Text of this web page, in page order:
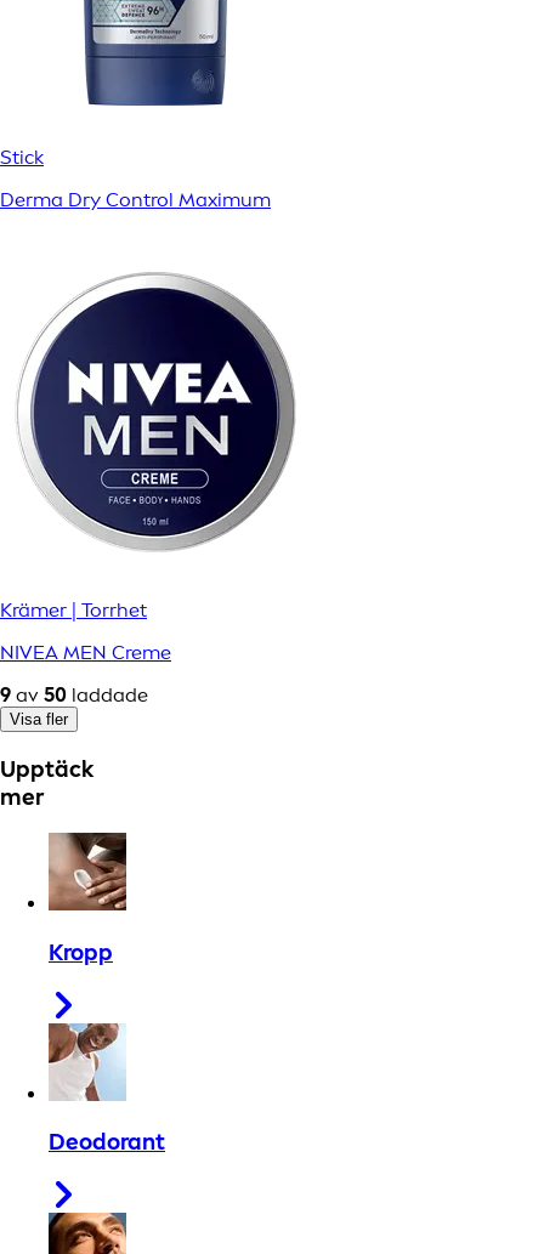
Stick
Derma Dry Control Maximum
Krämer | Torrhet
NIVEA MEN Creme
9 av 50 laddade
Visa fler
Upptäck
mer
Kropp
Deodorant